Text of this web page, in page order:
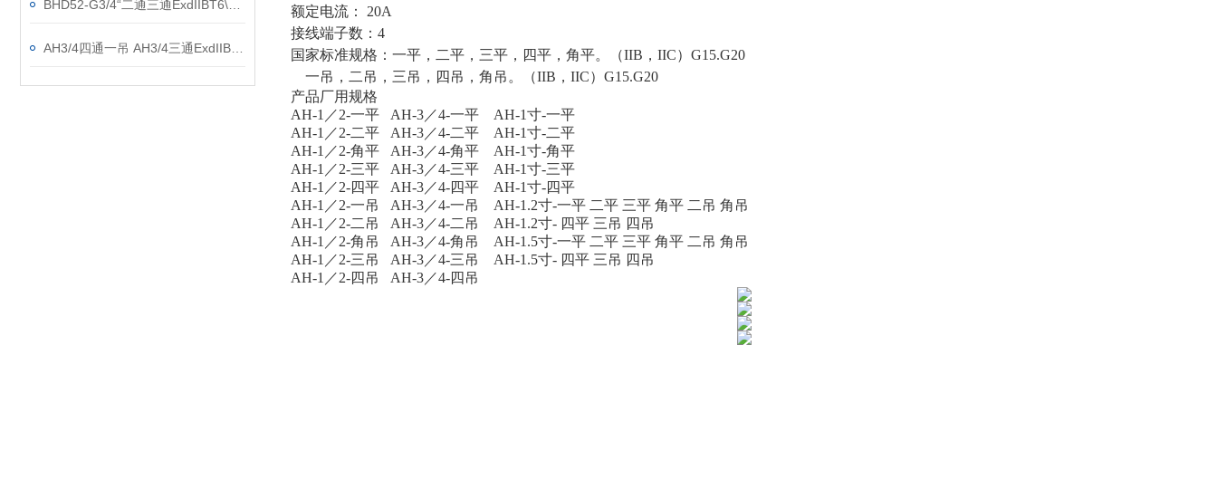
额定电流： 20A
接线端子数：4
国家标准规格：一平，二平，三平，四平，角平。（IIB，IIC）G15.G20
一吊，二吊，三吊，四吊，角吊。（IIB，IIC）G15.G20
产品厂用规格
AH-1／2-一平 AH-3／4-一平 AH-1寸-一平
AH-1／2-二平 AH-3／4-二平 AH-1寸-二平
AH-1／2-角平 AH-3／4-角平 AH-1寸-角平
AH-1／2-三平 AH-3／4-三平 AH-1寸-三平
AH-1／2-四平 AH-3／4-四平 AH-1寸-四平
AH-1／2-一吊 AH-3／4-一吊 AH-1.2寸-一平 二平 三平 角平 二吊 角吊
AH-1／2-二吊 AH-3／4-二吊 AH-1.2寸- 四平 三吊 四吊
AH-1／2-角吊 AH-3／4-角吊 AH-1.5寸-一平 二平 三平 角平 二吊 角吊
AH-1／2-三吊 AH-3／4-三吊 AH-1.5寸- 四平 三吊 四吊
AH-1／2-四吊 AH-3／4-四吊